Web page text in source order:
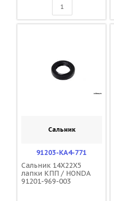
Сальник
91203-KA4-771
Сальник 14X22X5
лапки КПП / HONDA
91201-969-003